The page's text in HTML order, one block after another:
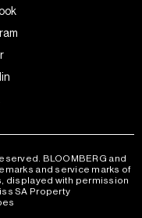
BLOOMBERG and
and service marks of
displayed with permission
SA Property